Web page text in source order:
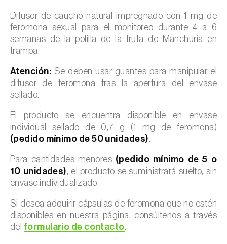
Difusor de caucho natural impregnado con 1 mg de
feromona sexual para el monitoreo durante 4 a 6
semanas de la polilla de la fruta de Manchuria en
trampa.
Atención: Se deben usar guantes para manipular el
difusor de feromona tras la apertura del envase
sellado.
El producto se encuentra disponible en envase
individual sellado de 0,7 g (1 mg de feromona)
(pedido mínimo de 50 unidades).
Para cantidades menores (pedido mínimo de 5 o
10 unidades), el producto se suministrará suelto, sin
envase individualizado.
Si desea adquirir cápsulas de feromona que no estén
disponibles en nuestra página, consúltenos a través
del formulario de contacto.